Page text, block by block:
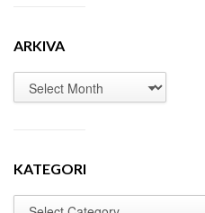
ARKIVA
KATEGORI